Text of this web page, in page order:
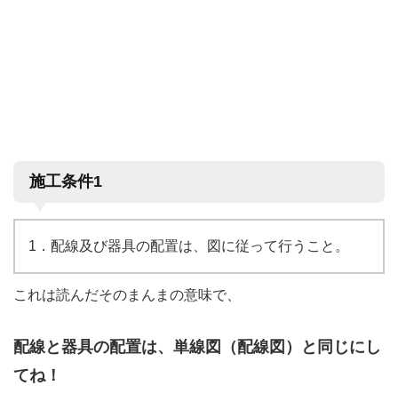
施工条件1
1．配線及び器具の配置は、図に従って行うこと。
これは読んだそのまんまの意味で、
配線と器具の配置は、単線図（配線図）と同じにし
てね！